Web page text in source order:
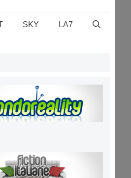
SKY LA7